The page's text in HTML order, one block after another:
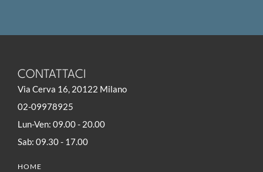
CONTATTACI
Via Cerva 16, 20122 Milano
02-09978925
Lun-Ven: 09.00 - 20.00
Sab: 09.30 - 17.00
HOME